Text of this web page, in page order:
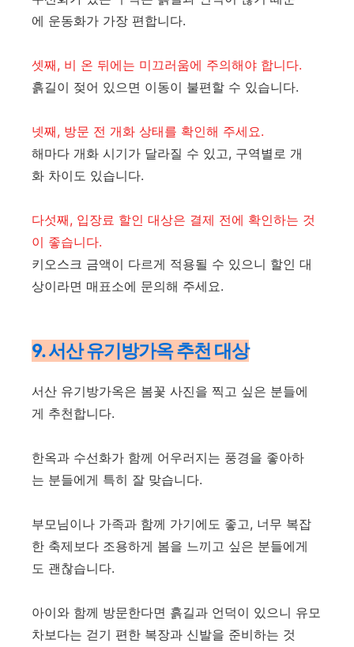
에 운동화가 가장 편합니다.
셋째, 비 온 뒤에는 미끄러움에 주의해야 합니다.
흙길이 젖어 있으면 이동이 불편할 수 있습니다.
넷째, 방문 전 개화 상태를 확인해 주세요.
해마다 개화 시기가 달라질 수 있고, 구역별로 개
화 차이도 있습니다.
다섯째, 입장료 할인 대상은 결제 전에 확인하는 것
이 좋습니다.
키오스크 금액이 다르게 적용될 수 있으니 할인 대
상이라면 매표소에 문의해 주세요.
9. 서산 유기방가옥 추천 대상
서산 유기방가옥은 봄꽃 사진을 찍고 싶은 분들에
게 추천합니다.
한옥과 수선화가 함께 어우러지는 풍경을 좋아하
는 분들에게 특히 잘 맞습니다.
부모님이나 가족과 함께 가기에도 좋고, 너무 복잡
한 축제보다 조용하게 봄을 느끼고 싶은 분들에게
도 괜찮습니다.
아이와 함께 방문한다면 흙길과 언덕이 있으니 유모
차보다는 걷기 편한 복장과 신발을 준비하는 것